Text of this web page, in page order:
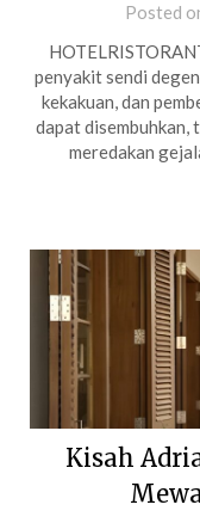
Posted
penyakit sendi
kekakuan, dan
dapat disembuhkan,
meredakan
Kisah